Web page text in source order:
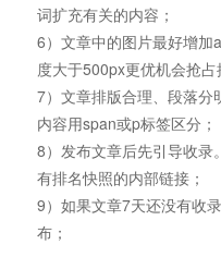
词扩充有关的内容；
6）文章中的图片最好增加
度大于500px更优机会抢占
7）文章排版合理、段落分
内容用span或p标签区分；
8）发布文章后先引导收录
有排名快照的内部链接；
9）如果文章7天还没有收
布；